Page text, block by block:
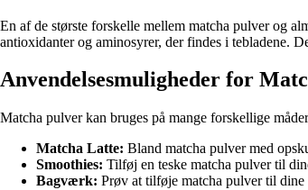
En af de største forskelle mellem matcha pulver og
antioxidanter og aminosyrer, der findes i tebladene.
Anvendelsesmuligheder for
Matcha pulver kan bruges på mange forskellige
Matcha Latte: Bland matcha pulver med
Smoothies: Tilføj en teske matcha pulver til
Bagværk: Prøv at tilføje matcha pulver til